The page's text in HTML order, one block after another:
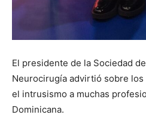
El presidente de la Sociedad
Neurocirugía advirtió sobre los
el intrusismo a muchas
Dominicana.